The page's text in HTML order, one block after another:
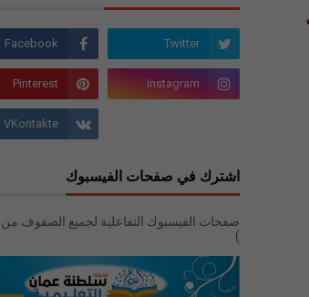
اشترك في صفحات الفيسبوك
)